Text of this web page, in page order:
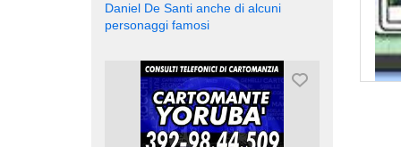
Daniel De Santi anche di alcuni
personaggi famosi